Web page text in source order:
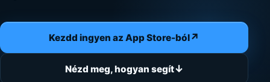
Kezdd ingyen az App Store-ból↗
Nézd meg, hogyan segít↓